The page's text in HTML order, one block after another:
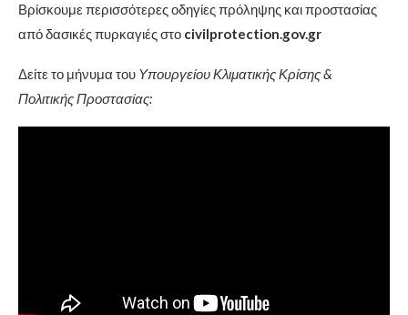
Βρίσκουμε περισσότερες οδηγίες πρόληψης και προστασίας
από δασικές πυρκαγιές στο civilprotection.gov.gr
Δείτε το μήνυμα του Υπουργείου Κλιματικής Κρίσης &
Πολιτικής Προστασίας: